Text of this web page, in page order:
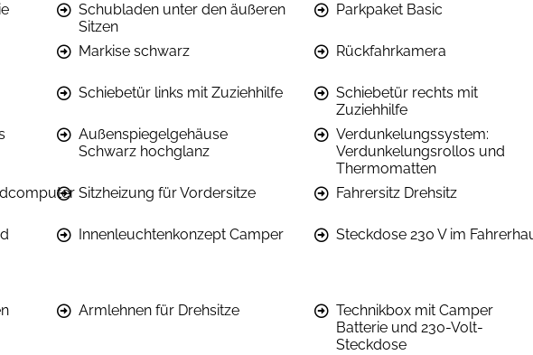
Schubladen unter den äußeren
Sitzen
Parkpaket Basic
Markise schwarz Rückfahrkamera
Schiebetür links mit Zuziehhilfe
Schiebetür rechts mit
Zuziehhilfe
Außenspiegelgehäuse
Schwarz hochglanz
Verdunkelungssystem:
Verdunkelungsrollos und
Thermomatten
Sitzheizung für Vordersitze Fahrersitz Drehsitz
Innenleuchtenkonzept Camper Steckdose 230 V im
Armlehnen für Drehsitze
Technikbox mit Camper
Batterie und 230-Volt-
Steckdose